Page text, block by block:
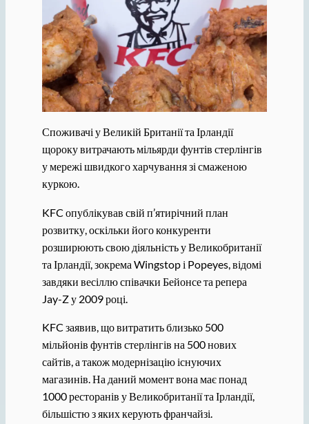
Споживачі у Великій Британії та Ірландії
щороку витрачають мільярди фунтів стерлінгів
у мережі швидкого харчування зі смаженою
куркою.
KFC опублікував свій п’ятирічний план
розвитку, оскільки його конкуренти
розширюють свою діяльність у Великобританії
та Ірландії, зокрема Wingstop і Popeyes, відомі
завдяки весіллю співачки Бейонсе та репера
Jay-Z у 2009 році.
KFC заявив, що витратить близько 500
мільйонів фунтів стерлінгів на 500 нових
сайтів, а також модернізацію існуючих
магазинів. На даний момент вона має понад
1000 ресторанів у Великобританії та Ірландії,
більшістю з яких керують франчайзі.